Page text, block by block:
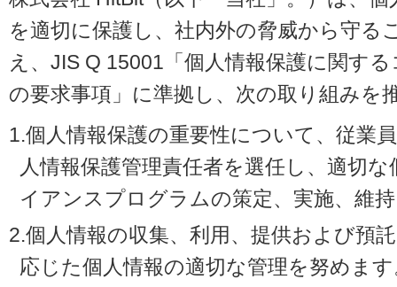
を適切に保護し、社内外の脅威から守る
え、JIS Q 15001「個人情報保護に関す
の要求事項」に準拠し、次の取り組みを
1.個人情報保護の重要性について、従業
人情報保護管理責任者を選任し、適切
イアンスプログラムの策定、実施、維
2.個人情報の収集、利用、提供および預
応じた個人情報の適切な管理を努めま